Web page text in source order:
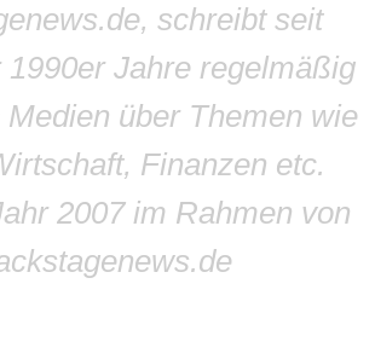
schreibt seit
1990er Jahre regelmäßig
über Themen wie
Finanzen etc.
2007 im Rahmen von